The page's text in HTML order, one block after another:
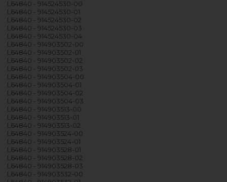
L64840 - 914524530-00
L64840 - 914524530-01
L64840 - 914524530-02
L64840 - 914524530-03
L64840 - 914524530-04
L64840 - 914903502-00
L64840 - 914903502-01
L64840 - 914903502-02
L64840 - 914903502-03
L64840 - 914903504-00
L64840 - 914903504-01
L64840 - 914903504-02
L64840 - 914903504-03
L64840 - 914903513-00
L64840 - 914903513-01
L64840 - 914903513-02
L64840 - 914903524-00
L64840 - 914903524-01
L64840 - 914903528-01
L64840 - 914903528-02
L64840 - 914903528-03
L64840 - 914903532-00